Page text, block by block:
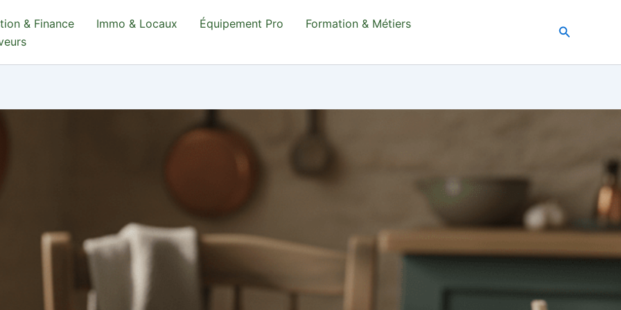
& Finance Immo & Locaux Équipement Pro
Formation & Métiers